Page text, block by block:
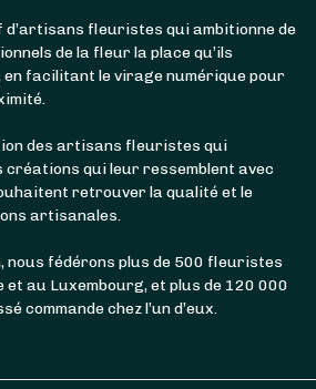
d’artisans fleuristes qui ambitionne de
de la fleur la place qu’ils
facilitant le virage numérique pour
des artisans fleuristes qui
créations qui leur ressemblent avec
retrouver la qualité et le
artisanales.
nous fédérons plus de 500 fleuristes
et au Luxembourg, et plus de 120 000
commande chez l’un d’eux.